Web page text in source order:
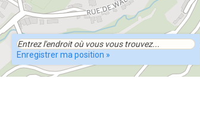
Enregistrer ma position »